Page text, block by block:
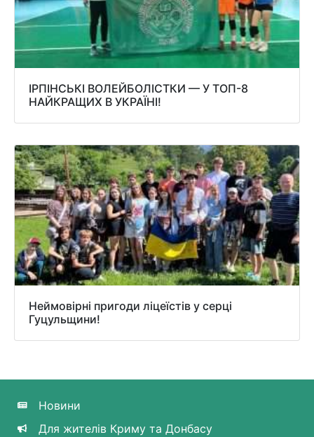
ІРПІНСЬКІ ВОЛЕЙБОЛІСТКИ — У ТОП-8
НАЙКРАЩИХ В УКРАЇНІ!
Неймовірні пригоди ліцеїстів у серці
Гуцульщини!
Новини
Для жителів Криму та Донбасу